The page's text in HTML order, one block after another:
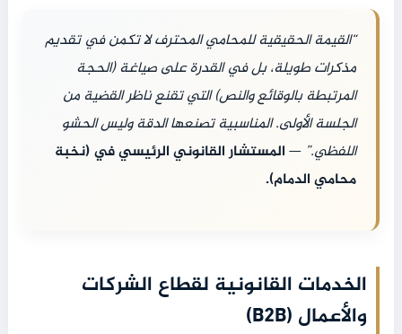
“القيمة الحقيقية للمحامي المحترف لا تكمن في تقديم
مذكرات طويلة، بل في القدرة على صياغة (الحجة
المرتبطة بالوقائع والنص) التي تقنع ناظر القضية من
الجلسة الأولى. المناسبية تصنعها الدقة وليس الحشو
اللفظي.” —المستشار القانوني الرئيسي في (نخبة
محامي الدمام).
الخدمات القانونية لقطاع الشركات
والأعمال (B2B)